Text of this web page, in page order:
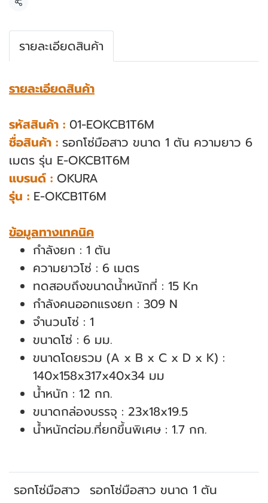
แชร์
รายละเอียดสินค้า
รายละเอียดสินค้า
รหัสสินค้า : 01-EOKCB1T6M
ชื่อสินค้า : รอกโซ่มือสาว ขนาด 1 ตัน ความยาว 6
เมตร รุ่น E-OKCB1T6M
แบรนด์ : OKURA
รุ่น : E-OKCB1T6M
ข้อมูลทางเทคนิค
กำลังยก : 1 ตัน
ความยาวโซ่ : 6 เมตร
ทดสอบถึงขนาดน้ำหนักที่ : 15 Kn
กำลังคนออกแรงยก : 309 N
จำนวนโซ่ : 1
ขนาดโซ่ : 6 มม.
ขนาดโดยรวม (A x B x C x D x K) :
140x158x317x40x34 มม
น้ำหนัก : 12 กก.
ขนาดกล่องบรรจุ : 23x18x19.5
น้ำหนักต่อม.ที่ยกขึ้นพิเศษ : 1.7 กก.
รอกโซ่มือสาว รอกโซ่มือสาว ขนาด 1 ตัน